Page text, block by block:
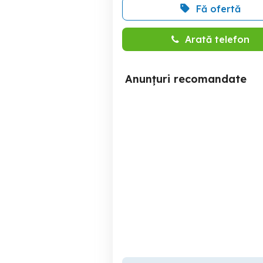
Fă ofertă
Arată telefon
Anunțuri recomandate